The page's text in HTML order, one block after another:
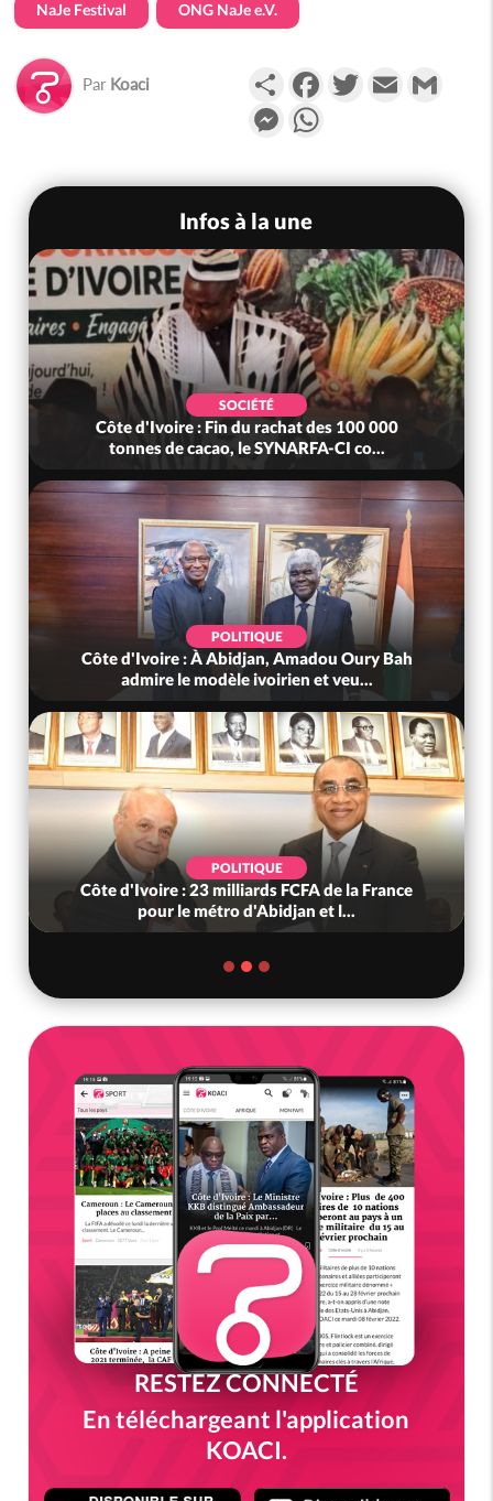
NaJe Festival ONG NaJe e.V.
Par Koaci PartagerFacebookTwitterEmail
Messenger
Infos à la une
SOCIÉTÉ
Côte d'Ivoire : Fin du rachat des 100 000
tonnes de cacao, le SYNARFA-CI co...
POLITIQUE
Côte d'Ivoire : À Abidjan, Amadou Oury Bah
admire le modèle ivoirien et veu...
POLITIQUE
Côte d'Ivoire : 23 milliards FCFA de la France
pour le métro d'Abidjan et l...
RESTEZ CONNECTÉ
En téléchargeant l'application
KOACI.